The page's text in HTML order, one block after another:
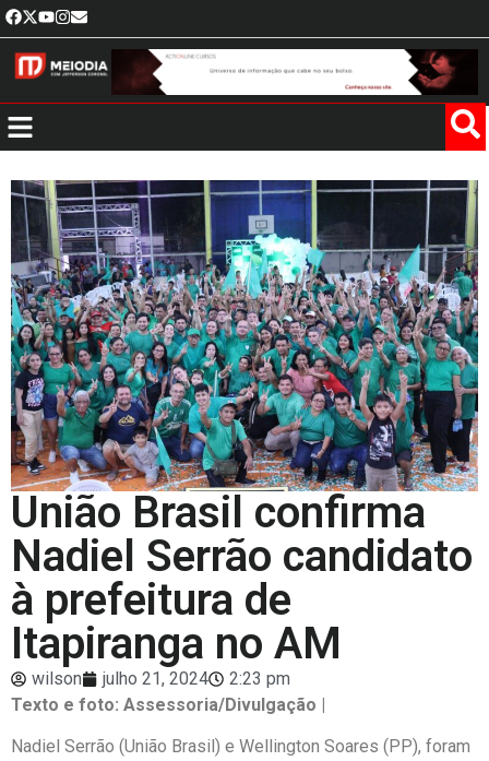
União Brasil confirma
Nadiel Serrão candidato
à prefeitura de
Itapiranga no AM
wilson julho 21, 2024
2:23 pm
Texto e foto: Assessoria/Divulgação |
Nadiel Serrão (União Brasil) e Wellington Soares (PP), foram